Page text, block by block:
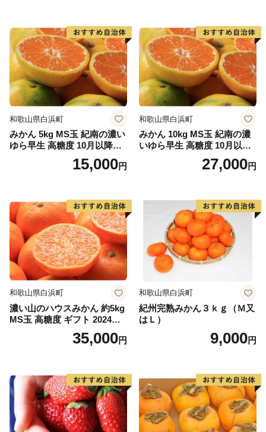
ご入金確認後、2週間程度で注文内容確認画面の【注
文者情報】に記載の住所へ、郵便にてお送りいたしま
す。 (寄附金受領証明書のみ：圧着ハガキ／ワンスト
ップ特例申請書をご希望の方：封筒)
※ワンストップ特例申請書は、寄附者様ご自身で様式
をダウンロードいただくことも可能です。
※書類と返礼品は別送となります。
なお、ワンストップ特例申請書をご希望の方は、必
要事項を記入の上、ご寄附の翌年1月10日(必着)までに
詳細につきましては『牛久市HP「ふるさと牛久応
援寄附」ページ』をご覧ください。
■ワンストップ特例申請書送付先
〒300-1292
茨城県牛久市中央3丁目15番1号
牛久市役所 市長公室 営業戦略課
和歌山県白浜町
みかん 5kg MS玉 紀南の濃い
ゆら早生 高糖度 10月以降発
送 マルチ被覆栽培15,000円
和歌山県白浜町
みかん 10kg MS玉 紀南の濃
いゆら早生 高糖度 10月以降
発送 マルチ被覆栽培27,000円
和歌山県白浜町
濃い山のハウスみかん 約5kg
MS玉 高糖度 ギフト 2024年7
35,000円
和歌山県白浜町
紀州完熟みかん３ｋｇ（Ｍ又
はＬ）
9,000円